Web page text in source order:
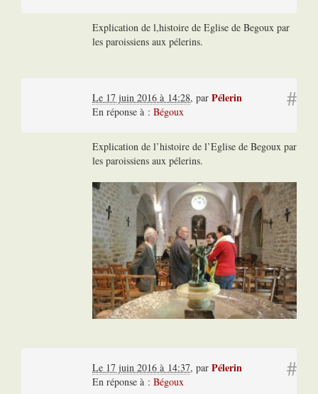
Explication de l,histoire de Eglise de Begoux par
les paroissiens aux pélerins.
#
Le 17 juin 2016 à 14:28, par Pélerin
En réponse à : Bégoux
Explication de l’histoire de l’Eglise de Begoux par
les paroissiens aux pélerins.
#
Le 17 juin 2016 à 14:37, par Pélerin
En réponse à : Bégoux